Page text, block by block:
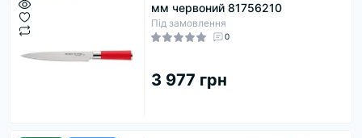
мм червоний 81756210
Під замовлення
0
3 977 грн